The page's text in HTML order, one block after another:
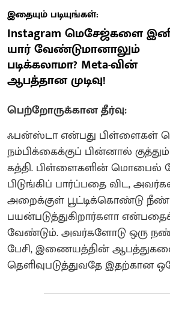
இதையும் படியுங்கள்:
Instagram மெசேஜ்களை
யார் வேண்டுமானாலும்
படிக்கலாமா? Meta-வின்
ஆபத்தான முடிவு!
பெற்றோருக்கான தீர்வு:
ஃபன்ஸ்டா என்பது பிள்ளைகள்
நம்பிக்கைக்குப் பின்னால் குத்தும்
கத்தி. பிள்ளைகளின்
பிடுங்கிப் பார்ப்பதை விட,
அறைக்குள் பூட்டிக்கொண்டு
பயன்படுத்துகிறார்களா
வேண்டும். அவர்களோடு ஒரு
பேசி, இணையத்தின்
தெளிவுபடுத்துவதே இதற்கான